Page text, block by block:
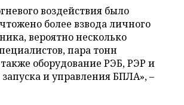
воздействия было
более взвода личного
вероятно несколько
пара тонн
оборудование РЭБ, РЭР и
запуска и управления БПЛА», –